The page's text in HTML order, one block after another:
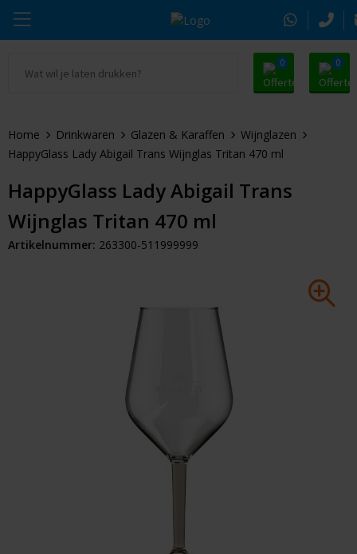
0 0
Drinkwaren
Tassen & Reizen
Sleutelhangers & Tools
Huis & Lifestyle
Outdoor & Vrije Tijd
Alle promosnoepje
Zomer
Kerst
Thule
Alle merken
Home Drinkwaren Glazen & Karaffen
Wijnglazen
HappyGlass Lady Abigail Trans Wijnglas Tritan 470 ml
HappyGlass Lady Abigail Trans
Wijnglas Tritan 470 ml
Artikelnummer: 263300-511999999